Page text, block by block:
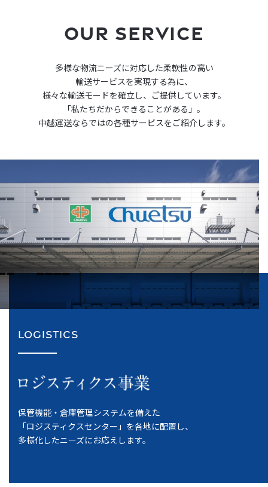
OUR SERVICE
多様な物流ニーズに対応した柔軟性の高い
輸送サービスを実現する為に、
様々な輸送モードを確立し、ご提供しています。
「私たちだからできることがある」。
中越運送ならではの各種サービスをご紹介します。
LOGISTICS
保管機能・倉庫管理システムを備えた
「ロジスティクスセンター」を各地に配置し、
多様化したニーズにお応えします。